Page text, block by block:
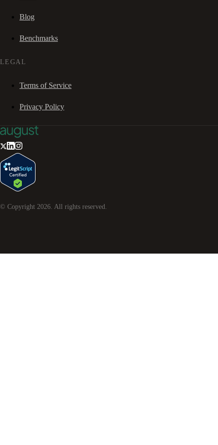
Blog
Benchmarks
LEGAL
Terms of Service
Privacy Policy
© Copyright 2026 . All rights reserved.